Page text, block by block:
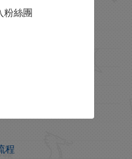
機教程
程
粉絲團